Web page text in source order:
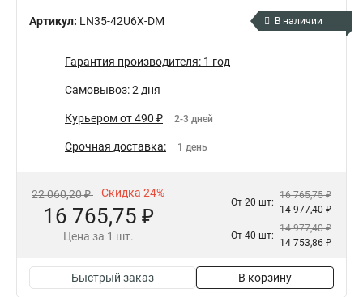
Артикул: LN35-42U6X-DM В наличии
Гарантия производителя: 1 год
Самовывоз: 2 дня
Курьером от 490 ₽ 2-3 дней
Срочная доставка: 1 день
22 060,20 ₽ Скидка 24%
16 765,75 ₽
Цена за 1 шт.
От 20 шт:
16 765,75 ₽
14 977,40 ₽
От 40 шт:
14 977,40 ₽
14 753,86 ₽
Быстрый заказ В корзину